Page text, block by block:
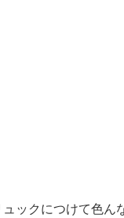
ックにつけて色ん